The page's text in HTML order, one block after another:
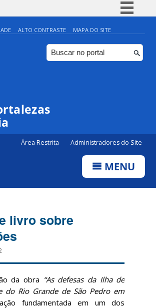
Simplifique!
Comunica BR
Participe
ALTO CONTRASTE MAPA DO SITE
Área Restrita Administradores do Site
MENU
livro sobre
da obra “As defesas da Ilha de
do Rio Grande de São Pedro em
fundamentada em um dos